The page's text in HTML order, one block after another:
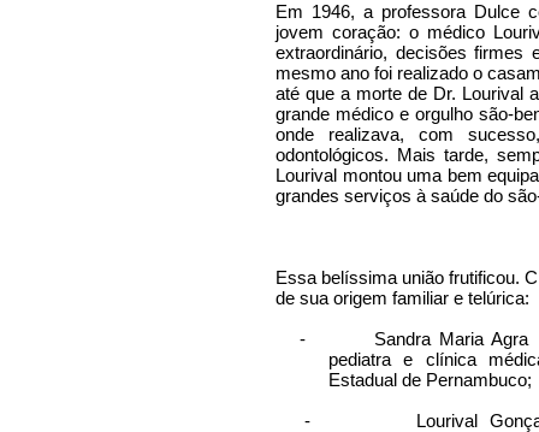
Em 1946, a professora Dulce
jovem coração: o médico
extraordinário, decisões
mesmo ano foi realizado o
até que a morte de Dr. Lourival
grande médico e orgulho são-
onde realizava, com
odontológicos. Mais tarde,
Lourival montou uma bem
grandes serviços à saúde do
Essa belíssima união frutificou.
de sua origem familiar e telúrica:
-
Sandra Maria Agra
pediatra e clínica
Estadual de Pernambuco;
-
Lourival